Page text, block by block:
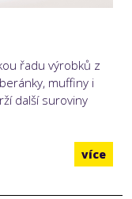
řadu výrobků z
muffiny i
další suroviny
více